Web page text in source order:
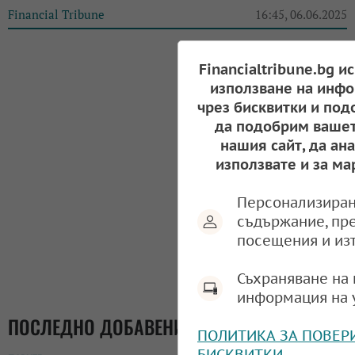
Financial Tribune 16:45, 06.06.2025
ПОСЛЕДНО ДОБАВЕНИ
Financialtribune.bg
използване на
чрез бисквитки и
да подобрим
нашия сайт, да
използвате и за
съдържание,
посещения и
Съхраняване
информация на
ПОЛИТИКА ЗА